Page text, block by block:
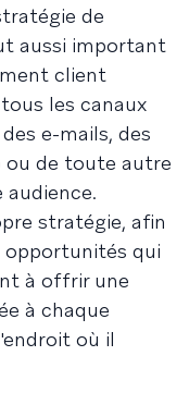
de
aussi important
client
les canaux
e-mails, des
ou de toute autre
stratégie, afin
opportunités qui
à offrir une
à chaque
où il